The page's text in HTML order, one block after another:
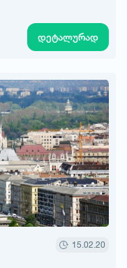
დეტალურად
15.02.20